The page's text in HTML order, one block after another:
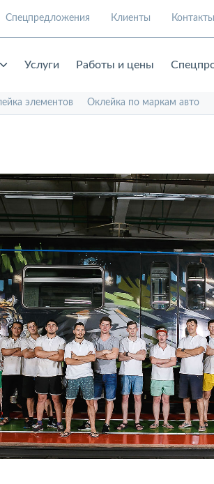
Спецпредложения Клиенты Контакты
Услуги Работы и цены
элементов Оклейка по маркам авто